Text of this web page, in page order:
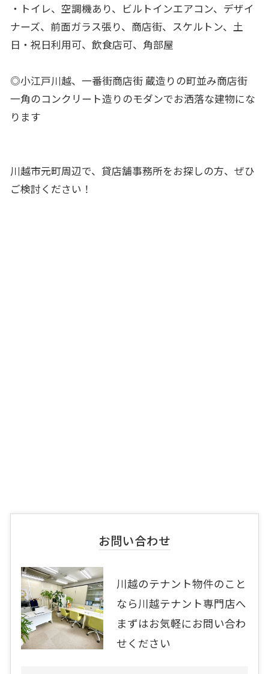
・トイレ、空調機あり、ビルトインエアコン、デザイ
ナーズ、前面ガラス張り、商店街、スケルトン、土
日・祝日利用可、飲食店可、角部屋
◎小江戸川越、一番街商店街 蔵造りの町並み商店街
一角のコンクリート造りのモダンでお洒落な建物にな
ります
川越市元町周辺で、 貸店舗事務所をお探しの方、ぜひ
ご検討ください！
お問い合わせ
川越のテナント物件のこと
なら川越テナント専門店へ
まずはお気軽にお問い合わ
せください